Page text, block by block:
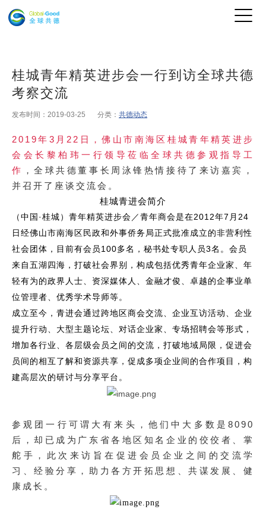
桂城青年精英进步会一行到访全球共德
考察交流
发布时间：2019-03-25 分类： 共德动态
2019年 3 月 22 日，佛山市南海区桂城青年精英进步
会会长黎柏玮一行领导莅临全球共德参观指导工
作
，全球共德董事长周泳锋热情接待了来访嘉宾，
并召开了座谈交流会。
桂城青进会简介
（中国 · 桂城）青年精英进步会／青年商会是在2012年7 月 24
日经佛山市南海区民政和外事侨务局正式批准成立的非营利性
社会团体，目前有会员 100多名，秘书处专职人员3名。会员
来自五湖四海，打破社会界别，构成包括优秀青年企业家、年
轻有为的政界人士、资深媒体人、金融才俊、卓越的企事业单
位管理者、优秀学术导师等。
成立至今，青进会通过跨地区商会交流、企业互访活动、企业
提升行动、大型主题论坛、对话企业家、专场招聘会等形式，
增加各行业、各层级会员之间的交流，打破地域局限，促进会
员间的相互了解和资源共享，促成多项企业间的合作项目，构
建高层次的研讨与分享平台。
参观团一行可谓大有来头，他们中大多数是 8090
后，却已成为广东省各地区知名企业的佼佼者、掌
舵手，此次来访旨在促进会员企业之间的交流学
习、经验分享，助力各方开拓思想、共谋发展、健
康成长。